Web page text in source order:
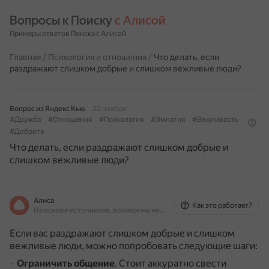
Вопросы к Поиску с Алисой
Примеры ответов Поиска с Алисой
Главная / Психология и отношения / Что делать, если
раздражают слишком добрые и слишком вежливые люди?
Вопрос из Яндекс Кью
22 ноября
#Дружба
#Отношения #Психология #Эмпатия
#Вежливость
#Доброта
Что делать, если раздражают слишком добрые и
слишком вежливые люди?
Алиса
На основе источников, возможны неточности
Как это работает?
Если вас раздражают слишком добрые и слишком
вежливые люди, можно попробовать следующие шаги:
Ограничить общение. Стоит аккуратно свести